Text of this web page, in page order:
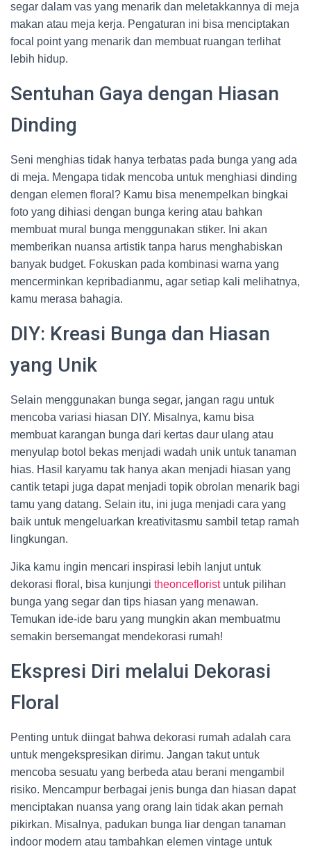
segar dalam vas yang menarik dan meletakkannya di meja
makan atau meja kerja. Pengaturan ini bisa menciptakan
focal point yang menarik dan membuat ruangan terlihat
lebih hidup.
Sentuhan Gaya dengan Hiasan
Dinding
Seni menghias tidak hanya terbatas pada bunga yang ada
di meja. Mengapa tidak mencoba untuk menghiasi dinding
dengan elemen floral? Kamu bisa menempelkan bingkai
foto yang dihiasi dengan bunga kering atau bahkan
membuat mural bunga menggunakan stiker. Ini akan
memberikan nuansa artistik tanpa harus menghabiskan
banyak budget. Fokuskan pada kombinasi warna yang
mencerminkan kepribadianmu, agar setiap kali melihatnya,
kamu merasa bahagia.
DIY: Kreasi Bunga dan Hiasan
yang Unik
Selain menggunakan bunga segar, jangan ragu untuk
mencoba variasi hiasan DIY. Misalnya, kamu bisa
membuat karangan bunga dari kertas daur ulang atau
menyulap botol bekas menjadi wadah unik untuk tanaman
hias. Hasil karyamu tak hanya akan menjadi hiasan yang
cantik tetapi juga dapat menjadi topik obrolan menarik bagi
tamu yang datang. Selain itu, ini juga menjadi cara yang
baik untuk mengeluarkan kreativitasmu sambil tetap ramah
lingkungan.
Jika kamu ingin mencari inspirasi lebih lanjut untuk
dekorasi floral, bisa kunjungi theoncefloristuntuk pilihan
bunga yang segar dan tips hiasan yang menawan.
Temukan ide-ide baru yang mungkin akan membuatmu
semakin bersemangat mendekorasi rumah!
Ekspresi Diri melalui Dekorasi
Floral
Penting untuk diingat bahwa dekorasi rumah adalah cara
untuk mengekspresikan dirimu. Jangan takut untuk
mencoba sesuatu yang berbeda atau berani mengambil
risiko. Mencampur berbagai jenis bunga dan hiasan dapat
menciptakan nuansa yang orang lain tidak akan pernah
pikirkan. Misalnya, padukan bunga liar dengan tanaman
indoor modern atau tambahkan elemen vintage untuk